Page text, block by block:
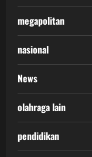
megapolitan
nasional
News
olahraga lain
pendidikan